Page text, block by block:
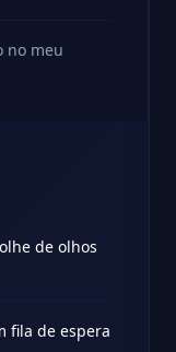
no meu
de olhos
fila de espera